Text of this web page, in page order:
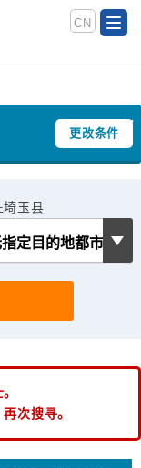
CN
更改条件
埼玉县
次搜寻。